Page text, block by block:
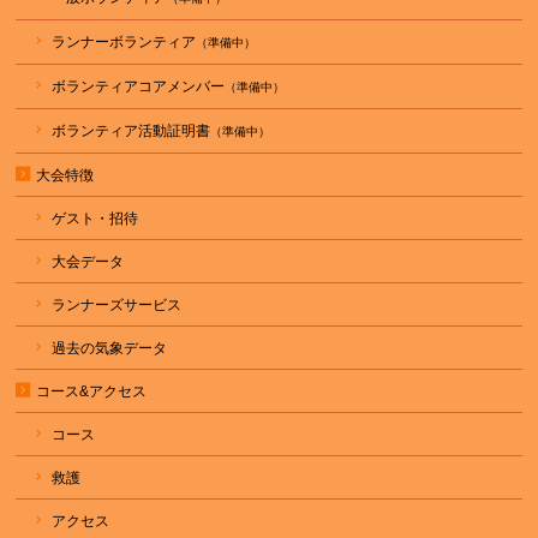
ランナーボランティア
ボランティアコアメンバー
ボランティア活動証明書
大会特徴
ゲスト・招待
大会データ
ランナーズサービス
過去の気象データ
コース&アクセス
コース
救護
アクセス